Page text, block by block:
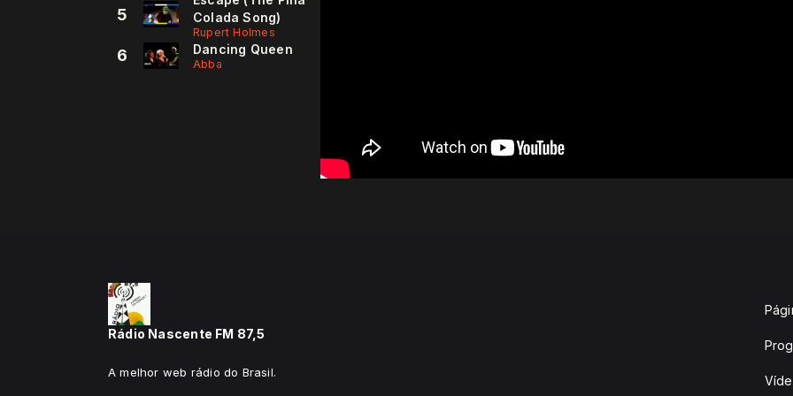
5
Colada Song)
Rupert Holmes
6 Dancing Queen
Abba
Rádio Nascente FM 87,5
A melhor web rádio do Brasil.